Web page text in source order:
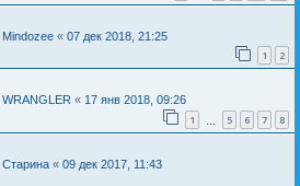
Mindozee « 07 дек 2018, 21:25
1 2
WRANGLER « 17 янв 2018, 09:26
1 5 6 7 8
Старина « 09 дек 2017, 11:43